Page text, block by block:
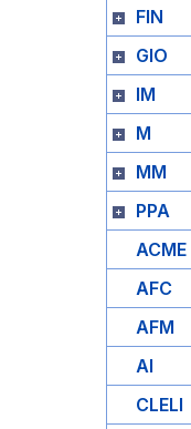
FIN
GIO
IM
M
MM
PPA
ACME
AFC
AFM
AI
CLELI